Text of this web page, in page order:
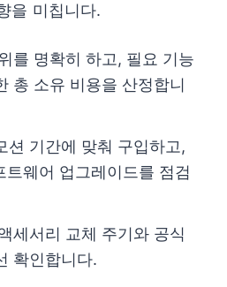
을 미칩니다.
를 명확히 하고, 필요 기능
총 소유 비용을 산정합니
션 기간에 맞춰 구입하고,
웨어 업그레이드를 점검
세서리 교체 주기와 공식
확인합니다.